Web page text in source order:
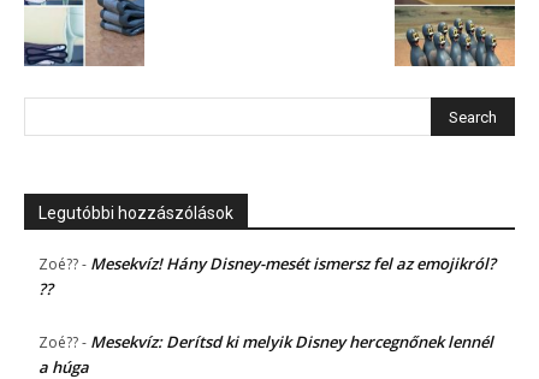
Legutóbbi hozzászólások
Zoé??- Mesekvíz! Hány Disney-mesét ismersz fel az emojikról?
??
Zoé??- Mesekvíz: Derítsd ki melyik Disney hercegnőnek lennél
a húga